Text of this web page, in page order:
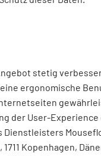
stetig
ergonomische
der User-Experience
Dienst­leisters
Kopenhagen,